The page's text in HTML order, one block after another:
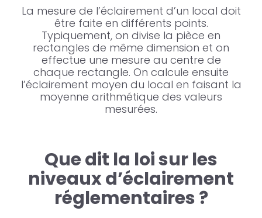
La mesure de l’éclairement d’un local doit
être faite en différents points.
Typiquement, on divise la pièce en
rectangles de même dimension et on
effectue une mesure au centre de
chaque rectangle. On calcule ensuite
l’éclairement moyen du local en faisant la
moyenne arithmétique des valeurs
mesurées.
Que dit la loi sur les
niveaux d’éclairement
réglementaires ?